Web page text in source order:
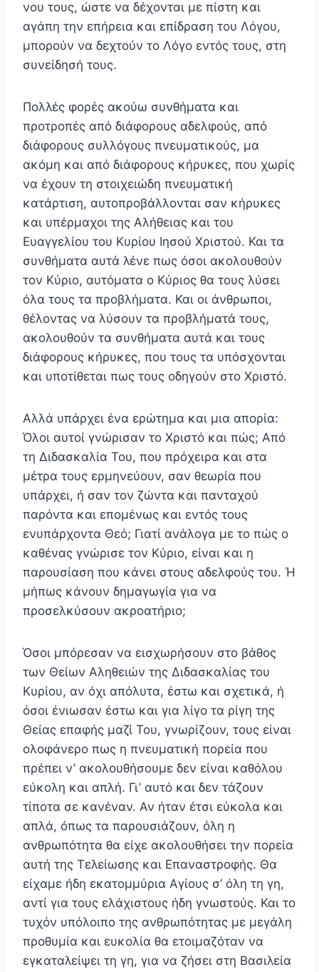
νου τους, ώστε να δέχονται με πίστη και
αγάπη την επήρεια και επί­δραση του Λόγου,
μπορούν να δεχτούν το Λόγο εντός τους, στη
συνείδησή τους.
Πολλές φορές ακούω συνθήματα και
προτροπές από διάφορους αδελφούς, από
διάφορους συλλόγους πνευμα­τικούς, μα
ακόμη και από διάφορους κήρυκες, που χωρίς
να έχουν τη στοιχειώδη πνευματική
κατάρτιση, αυτοπροβάλλονται σαν κήρυκες
και υπέρμαχοι της Αλήθειας και του
Ευαγγελίου του Κυρίου Ιησού Χριστού. Και τα
συνθή­ματα αυτά λένε πως όσοι ακολουθούν
τον Κύριο, αυτόμα­τα ο Κύριος θα τους λύσει
όλα τους τα προβλήματα. Και οι άνθρωποι,
θέλοντας να λύσουν τα προβλήματά τους,
ακολουθούν τα συνθήματα αυτά και τους
διάφορους κή­ρυκες, που τους τα υπόσχονται
και υποτίθεται πως τους οδηγούν στο Χριστό.
Αλλά υπάρχει ένα ερώτημα και μια απορία:
Όλοι αυ­τοί γνώρισαν το Χριστό και πώς; Από
τη Διδασκαλία Του, που πρόχειρα και στα
μέτρα τους ερμηνεύουν, σαν θεω­ρία που
υπάρχει, ή σαν τον ζώντα και πανταχού
παρόν­τα και επομένως και εντός τους
ενυπάρχοντα Θεό; Γιατί ανάλογα με το πώς ο
καθένας γνώρισε τον Κύριο, είναι και η
παρουσίαση που κάνει στους αδελφούς του. Ή
μήπως κάνουν δημαγωγία για να
προσελκύσουν ακροατήριο;
Όσοι μπόρεσαν να εισχωρήσουν στο βάθος
των Θείων Αληθειών της Διδασκαλίας του
Κυρίου, αν όχι απόλυτα, έστω και σχετικά, ή
όσοι ένιωσαν έστω και για λίγο τα ρίγη της
Θείας επαφής μαζί Του, γνωρίζουν, τους είναι
ολοφά­νερο πως η πνευματική πορεία που
πρέπει ν’ ακολουθή­σουμε δεν είναι καθόλου
εύκολη και απλή. Γι’ αυτό και δεν τάζουν
τίποτα σε κανέναν. Αν ήταν έτσι εύκολα και
απλά, όπως τα παρουσιάζουν, όλη η
ανθρωπότητα θα είχε ακο­λουθήσει την πορεία
αυτή της Τελείωσης και Επαναστροφής. Θα
είχαμε ήδη εκατομμύρια Αγίους σ’ όλη τη γη,
αντί για τους ελάχιστους ήδη γνωστούς. Και το
τυχόν υπόλοι­πο της ανθρωπότητας με μεγάλη
προθυμία και ευκολία θα ετοιμαζόταν να
εγκαταλείψει τη γη, για να ζήσει στη Βασι­λεία